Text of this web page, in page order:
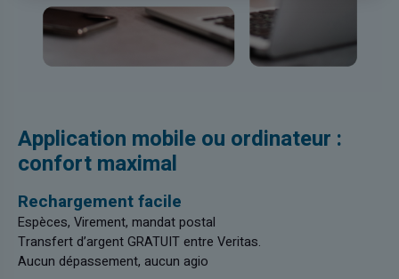
Application mobile ou ordinateur :
confort maximal
Rechargement facile
Espèces, Virement, mandat postal
Transfert d’argent GRATUIT entre Veritas.
Aucun dépassement, aucun agio